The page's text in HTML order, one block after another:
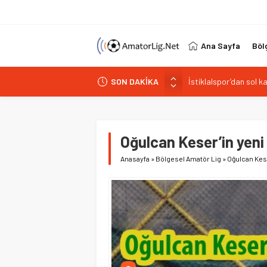
Ana Sayfa
SON DAKİKA
Paşabahçespor’da
İstanbul Gençlerbirliği
Kuzeyin Kaplanları
İstiklalspor’dan sol
Oğulcan Keser’in
Anasayfa » Bölgesel Amatör Lig » Oğulcan